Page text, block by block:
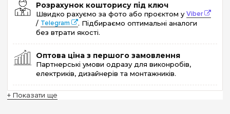
Розрахунок кошторису під ключ
Швидко рахуємо за фото або проєктом уViber
/ Telegram
. Підбираємо оптимальні аналоги
без втрати якості.
Оптова ціна з першого замовлення
Партнерські умови одразу для виконробів,
електриків, дизайнерів та монтажників.
+ Показати ще